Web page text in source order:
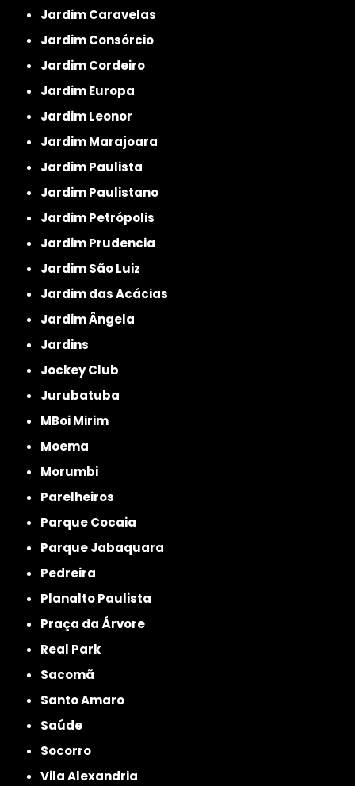
Jardim Caravelas
Jardim Consórcio
Jardim Cordeiro
Jardim Europa
Jardim Leonor
Jardim Marajoara
Jardim Paulista
Jardim Paulistano
Jardim Petrópolis
Jardim Prudencia
Jardim São Luiz
Jardim das Acácias
Jardim Ângela
Jardins
Jockey Club
Jurubatuba
MBoi Mirim
Moema
Morumbi
Parelheiros
Parque Cocaia
Parque Jabaquara
Pedreira
Planalto Paulista
Praça da Árvore
Real Park
Sacomã
Santo Amaro
Saúde
Socorro
Vila Alexandria